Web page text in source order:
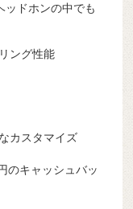
ッドホンの中でも
ング性能
カスタマイズ
のキャッシュバッ